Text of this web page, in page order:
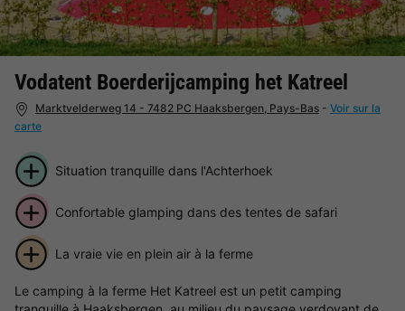
Vodatent Boerderijcamping het Katreel
Marktvelderweg 14 - 7482 PC Haaksbergen, Pays-Bas - Voir sur la
carte
Situation tranquille dans l'Achterhoek
Confortable glamping dans des tentes de safari
La vraie vie en plein air à la ferme
Le camping à la ferme Het Katreel est un petit camping